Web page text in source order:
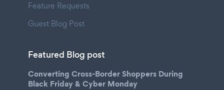
Feature Requests
Guest Blog Post
Featured Blog post
Converting Cross-Border Shoppers During
Black Friday & Cyber Monday